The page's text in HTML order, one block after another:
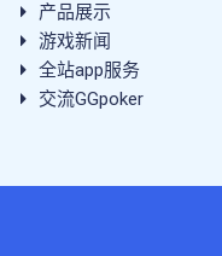
产品展示
游戏新闻
全站app服务
交流GGpoker